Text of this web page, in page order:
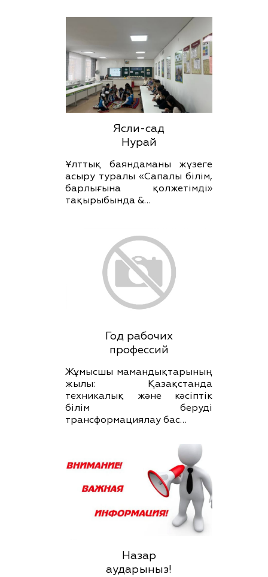
Ясли-сад
Нурай
Ұлттық баяндаманы жүзеге
асыру туралы «Сапалы білім,
барлығына қолжетімді»
тақырыбында &…
Год рабочих
профессий
Жұмысшы мамандықтарының
жылы: Қазақстанда
техникалық және кәсіптік
білім беруді
трансформациялау бас…
Назар
аударыныз!